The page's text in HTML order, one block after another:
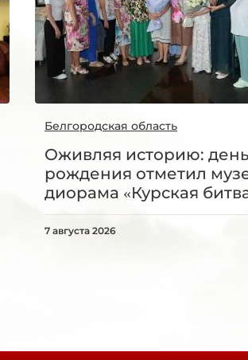
Белгородская область
Оживляя историю: день
рождения отметил
диорама «Курская
7 августа 2026